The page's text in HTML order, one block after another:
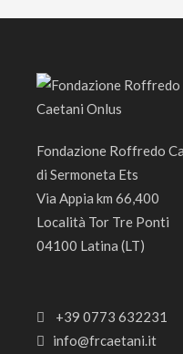
Fondazione Roffredo
di Sermoneta Ets
Via Appia km 66,400
Località Tor Tre Ponti
04100 Latina (LT)
+39 0773 632231
info@frcaetani.it